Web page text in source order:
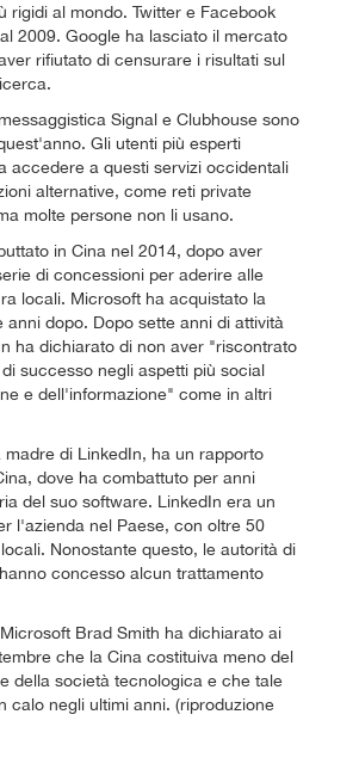
rigidi al mondo. Twitter e Facebook
2009. Google ha lasciato il mercato
rifiutato di censurare i risultati sul
Signal e Clubhouse sono
Gli utenti più esperti
accedere a questi servizi occidentali
alternative, come reti private
molte persone non li usano.
in Cina nel 2014, dopo aver
di concessioni per aderire alle
locali. Microsoft ha acquistato la
anni dopo. Dopo sette anni di attività
ha dichiarato di non aver "riscontrato
successo negli aspetti più social
e dell'informazione" come in altri
madre di LinkedIn, ha un rapporto
dove ha combattuto per anni
del suo software. LinkedIn era un
l'azienda nel Paese, con oltre 50
Nonostante questo, le autorità di
concesso alcun trattamento
Brad Smith ha dichiarato ai
che la Cina costituiva meno del
della società tecnologica e che tale
calo negli ultimi anni. (riproduzione